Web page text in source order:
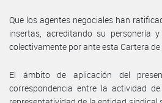
Que los agentes negociales han
insertas, acreditando su personería
colectivamente por ante esta Cartera de
El ámbito de aplicación del
correspondencia entre la actividad